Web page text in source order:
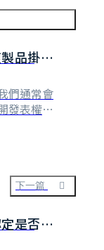
品掛廁
們通常會
發表權、
中，侵
，因為
一則新
為著作內
下一篇
是否為